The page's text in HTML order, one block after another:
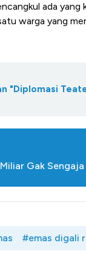
ada
warga yang
"Diplomasi
Gak
#emas digali